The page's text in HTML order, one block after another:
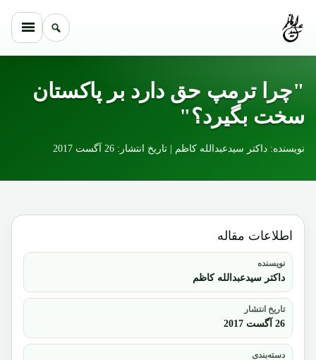
"چرا ترمپ حق دارد بر پاکستان
سخت بگیرد؟"
نویسنده: داکتر سیدعبدالله کاظم | تاریخ انتشار: 26 آگست 2017
اطلاعات مقاله
نویسنده
داکتر سیدعبدالله کاظم
تاریخ انتشار
26 آگست 2017
دسته‌بندی